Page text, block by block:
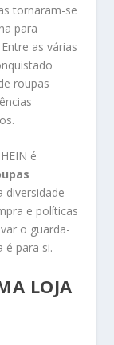
tornaram-se
para
as várias
roupas
é
diversidade
e políticas
o guarda-
é para si.
LOJA